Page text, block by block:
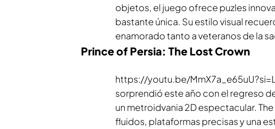
objetos, el juego ofrece puzles
bastante única. Su estilo visual
enamorado tanto a veteranos de la
Prince of Persia: The Lost Crown
https://youtu.be/
sorprendió este año con el regreso
un metroidvania 2D espectacular.
fluidos, plataformas precisas y una